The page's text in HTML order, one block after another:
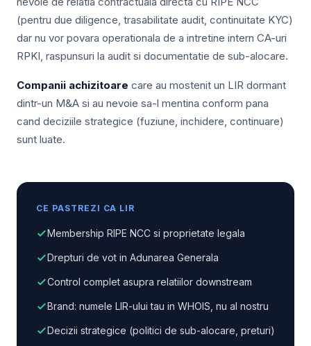
(pentru due diligence, trasabilitate audit, continuitate KYC)
dar nu vor povara operationala de a intretine intern CA-uri
RPKI, raspunsuri la audit si documentatie de sub-alocare.
Companii achizitoare care au mostenit un LIR dormant
dintr-un M&A si au nevoie sa-l mentina conform pana
cand deciziile strategice (fuziune, inchidere, continuare)
sunt luate.
CE PASTREZI CA LIR
Membership RIPE NCC si proprietate legala
Drepturi de vot in Adunarea Generala
Control complet asupra relatiilor downstream
Brand: numele LIR-ului tau in WHOIS, nu al nostru
Decizii strategice (politici de sub-alocare, preturi)